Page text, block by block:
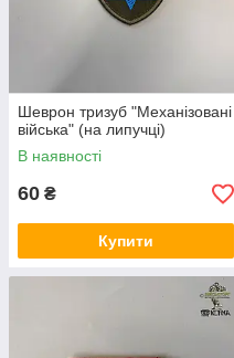
Шеврон тризуб "Механізовані
війська" (на липучці)
В наявності
60 ₴
Купити